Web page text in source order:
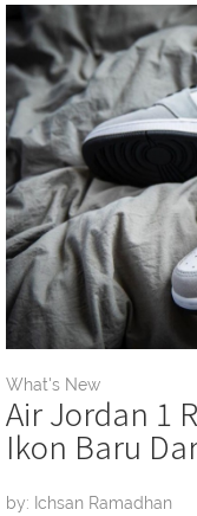
What's New
Air Jordan 1
Ikon Baru
by: Ichsan Ramadhan